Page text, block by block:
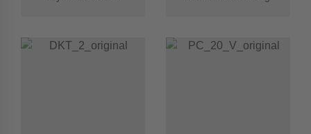
Blech oder Gehäuse